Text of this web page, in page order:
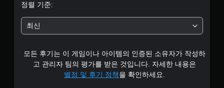
정렬 기준:
최신
모든 후기는 이 게임이나 아이템의 인증된 소유자가 작성하
고 관리자 팀의 평가를 받은 것입니다. 자세한 내용은
별점 및 후기 정책을 확인하세요.